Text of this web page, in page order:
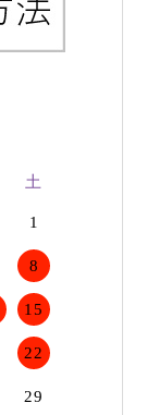
土
1
8
15
22
29